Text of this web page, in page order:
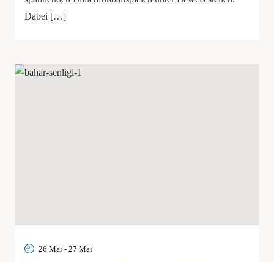
Dabei […]
26 Mai - 27 Mai